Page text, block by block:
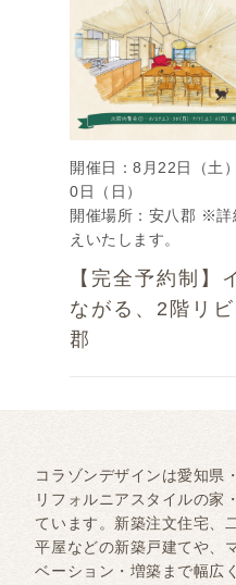
開催日：8月22日（土
0日（日）
開催場所：安八郡 ※詳
えいたします。
【完全予約制】
ながる、2階リ
郡
コラゾンデザインは愛知県
リフォルニアスタイルの家
ています。新築注文住宅、
平屋などの新築戸建てや、
ベーション・増築まで幅広